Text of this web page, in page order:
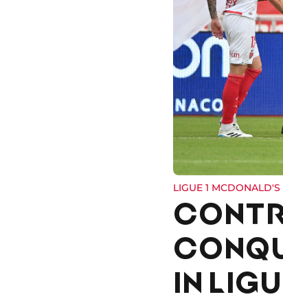
LIGUE 1 MCDONALD'S
IN